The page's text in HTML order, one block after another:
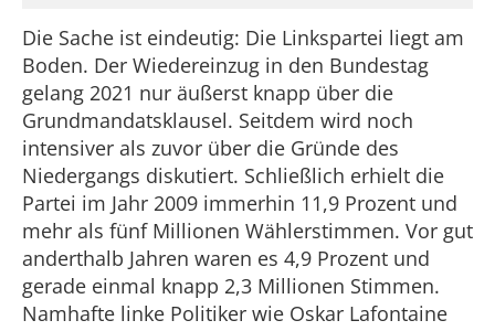
Die Sache ist eindeutig: Die Linkspartei liegt am
Boden. Der Wiedereinzug in den Bundestag
gelang 2021 nur äußerst knapp über die
Grundmandatsklausel. Seitdem wird noch
intensiver als zuvor über die Gründe des
Niedergangs diskutiert. Schließlich erhielt die
Partei im Jahr 2009 immerhin 11,9 Prozent und
mehr als fünf Millionen Wählerstimmen. Vor gut
anderthalb Jahren waren es 4,9 Prozent und
gerade einmal knapp 2,3 Millionen Stimmen.
Namhafte linke Politiker wie Oskar Lafontaine